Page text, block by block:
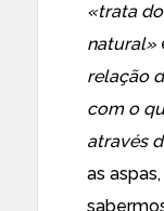
«trata
natural»
relação
com o
através
as